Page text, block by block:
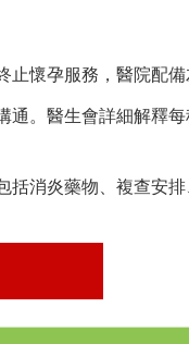
懷孕服務，醫院配備
通。醫生會詳細解釋
括消炎藥物、複查安